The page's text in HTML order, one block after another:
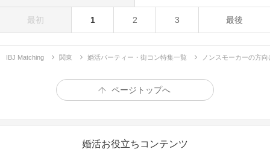
最初 1 2 3 最後
IBJ Matching 関東 婚活パーティー・街コン特集一覧 ノンスモーカーの方向
ページトップへ
婚活お役立ちコンテンツ